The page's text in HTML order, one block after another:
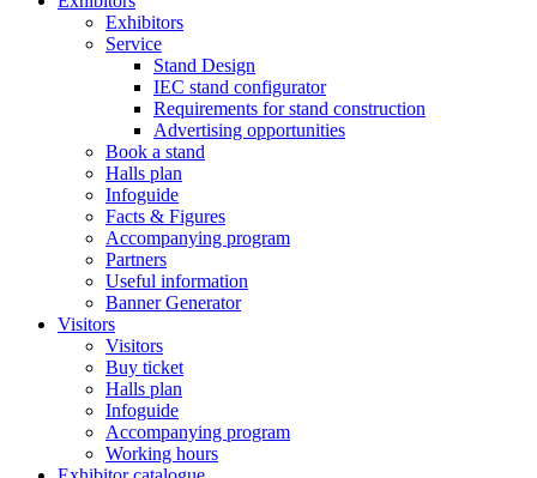
Exhibitors
Service
Stand Design
IEC stand configurator
Requirements for stand construction
Advertising opportunities
Book a stand
Halls plan
Infoguide
Facts & Figures
Accompanying program
Partners
Useful information
Banner Generator
Visitors
Visitors
Buy ticket
Halls plan
Infoguide
Accompanying program
Working hours